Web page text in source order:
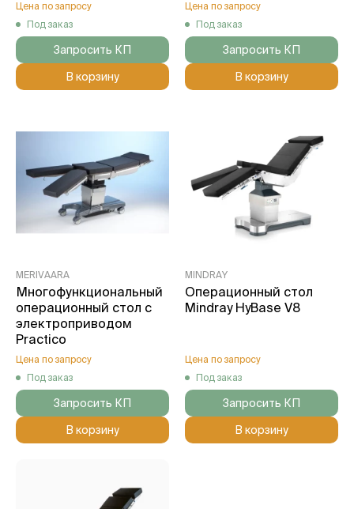
Цена по запросу
Под заказ
Запросить КП
В корзину
Цена по запросу
Под заказ
Запросить КП
В корзину
MERIVAARA
Многофункциональный
операционный стол с
электроприводом
Practico
Цена по запросу
Под заказ
Запросить КП
В корзину
MINDRAY
Операционный стол
Mindray HyBase V8
Цена по запросу
Под заказ
Запросить КП
В корзину